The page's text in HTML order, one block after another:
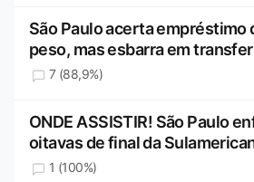
São Paulo acerta empréstimo
peso, mas esbarra em
7 (88,9%)
ONDE ASSISTIR! São Paulo
oitavas de final da
1 (100%)